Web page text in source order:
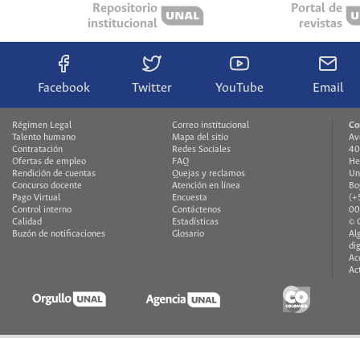
Repositorio
institucional
Portal de
revistas
Facebook Twitter YouTube Email
Régimen Legal
Talento humano
Contratación
Ofertas de empleo
Rendición de cuentas
Concurso docente
Pago Virtual
Control interno
Calidad
Buzón de notificaciones
Correo institucional
Mapa del sitio
Redes Sociales
FAQ
Quejas y reclamos
Atención en línea
Encuesta
Contáctenos
Estadísticas
Glosario
©